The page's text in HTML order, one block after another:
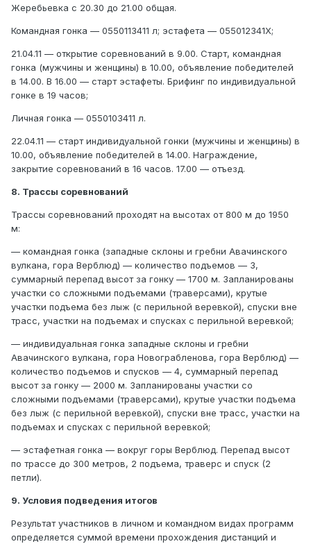
Жеребьевка с 20.30 до 21.00 общая.
Командная гонка — 0550113411 л; эстафета — 055012341Х;
21.04.11 — открытие соревнований в 9.00. Старт, командная
гонка (мужчины и женщины) в 10.00, объявление победителей
в 14.00. В 16.00 — старт эстафеты. Брифинг по индивидуальной
гонке в 19 часов;
Личная гонка — 0550103411 л.
22.04.11 — старт индивидуальной гонки (мужчины и женщины) в
10.00, объявление победителей в 14.00. Награждение,
закрытие соревнований в 16 часов. 17.00 — отъезд.
8. Трассы соревнований
Трассы соревнований проходят на высотах от 800 м до 1950
м:
— командная гонка (западные склоны и гребни Авачинского
вулкана, гора Верблюд) — количество подъемов — 3,
суммарный перепад высот за гонку — 1700 м. Запланированы
участки со сложными подъемами (траверсами), крутые
участки подъема без лыж (с перильной веревкой), спуски вне
трасс, участки на подъемах и спусках с перильной веревкой;
— индивидуальная гонка западные склоны и гребни
Авачинского вулкана, гора Новограбленова, гора Верблюд) —
количество подъемов и спусков — 4, суммарный перепад
высот за гонку — 2000 м. Запланированы участки со
сложными подъемами (траверсами), крутые участки подъема
без лыж (с перильной веревкой), спуски вне трасс, участки на
подъемах и спусках с перильной веревкой;
— эстафетная гонка — вокруг горы Верблюд. Перепад высот
по трассе до 300 метров, 2 подъема, траверс и спуск (2
петли).
9. Условия подведения итогов
Результат участников в личном и командном видах программ
определяется суммой времени прохождения дистанций и